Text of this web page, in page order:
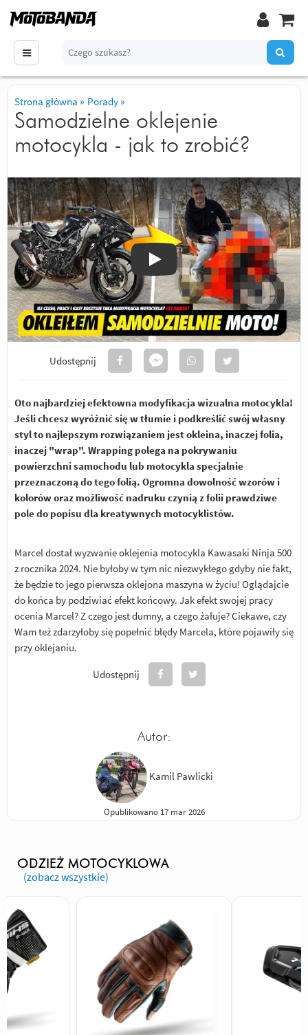
Strona główna » Porady »
Samodzielne oklejenie
motocykla - jak to zrobić?
Odtwórz
Udostępnij
Oto najbardziej efektowna modyfikacja wizualna motocykla!
Jeśli chcesz wyróżnić się w tłumie i podkreślić swój własny
styl to najlepszym rozwiązaniem jest okleina, inaczej folia,
inaczej "wrap". Wrapping polega na pokrywaniu
powierzchni samochodu lub motocykla specjalnie
przeznaczoną do tego folią. Ogromna dowolność wzorów i
kolorów oraz możliwość nadruku czynią z folii prawdziwe
pole do popisu dla kreatywnych motocyklistów.
Marcel dostał wyzwanie oklejenia motocykla Kawasaki Ninja 500
z rocznika 2024. Nie byłoby w tym nic niezwykłego gdyby nie fakt,
że będzie to jego pierwsza oklejona maszyna w życiu! Oglądajcie
do końca by podziwiać efekt końcowy. Jak efekt swojej pracy
ocenia Marcel? Z czego jest dumny, a czego żałuje? Ciekawe, czy
Wam też zdarzyłoby się popełnić błędy Marcela, które pojawiły się
przy oklejaniu.
Udostępnij
Autor:
Kamil Pawlicki
Opublikowano 17 mar 2026
ODZIEŻ MOTOCYKLOWA
(zobacz wszystkie)